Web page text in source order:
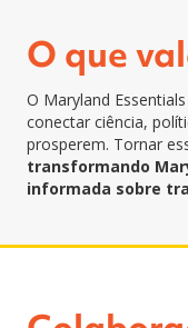
O que
O Maryland
conectar ciência,
prosperem. Tornar
transformando
informada sobre